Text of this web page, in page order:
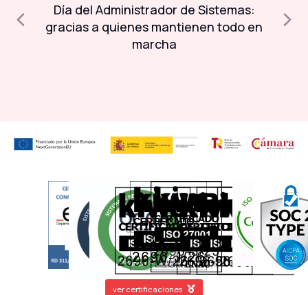
Día del Administrador de Sistemas:
gracias a quienes mantienen todo en
marcha
ver certificaciones